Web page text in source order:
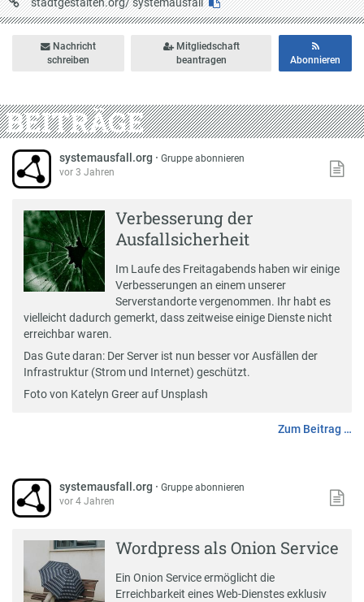
auf
Nachricht
schreiben
Mitgliedschaft
beantragen
Abonnieren
BEITRÄGE
systemausfall.org ·Gruppe abonnieren
vor 3 Jahren
Verbesserung der
Ausfallsicherheit
Im Laufe des Freitagabends haben wir einige
Verbesserungen an einem unserer
Serverstandorte vergenommen. Ihr habt es
vielleicht dadurch gemerkt, dass zeitweise einige Dienste nicht
erreichbar waren.
Das Gute daran: Der Server ist nun besser vor Ausfällen der
Infrastruktur (Strom und Internet) geschützt.
Foto von Katelyn Greerauf Unsplash
Zum Beitrag …
systemausfall.org ·Gruppe abonnieren
vor 4 Jahren
Wordpress als Onion Service
EinOnion Serviceermöglicht die
Erreichbarkeit eines Web-Dienstes exklusiv